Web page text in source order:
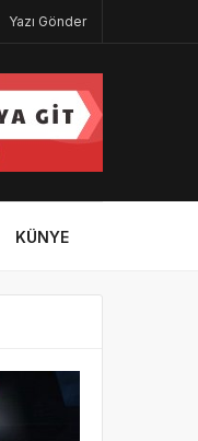
Yazı Gönder
KÜNYE